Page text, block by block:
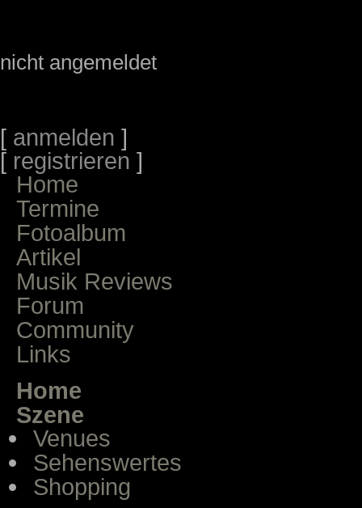
nicht angemeldet
[ anmelden ]
[ registrieren ]
Home
Termine
Fotoalbum
Artikel
Musik Reviews
Forum
Community
Links
Home
Szene
Venues
Sehenswertes
Shopping